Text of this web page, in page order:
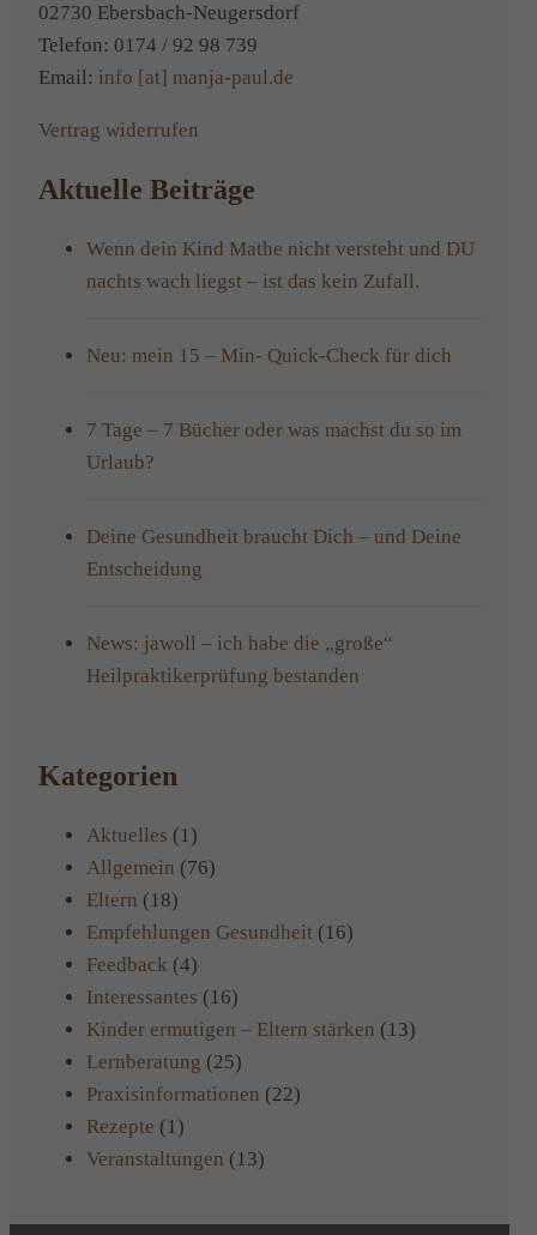
02730 Ebersbach-Neugersdorf
Telefon: 0174 / 92 98 739
Email: info [at] manja-paul.de
Vertrag widerrufen
Aktuelle Beiträge
Wenn dein Kind Mathe nicht versteht und DU
nachts wach liegst – ist das kein Zufall.
Neu: mein 15 – Min- Quick-Check für dich
7 Tage – 7 Bücher oder was machst du so im
Urlaub?
Deine Gesundheit braucht Dich – und Deine
Entscheidung
News: jawoll – ich habe die „große“
Heilpraktikerprüfung bestanden
Kategorien
Aktuelles (1)
Allgemein (76)
Eltern (18)
Empfehlungen Gesundheit (16)
Feedback (4)
Interessantes (16)
Kinder ermutigen – Eltern stärken (13)
Lernberatung (25)
Praxisinformationen (22)
Rezepte (1)
Veranstaltungen (13)